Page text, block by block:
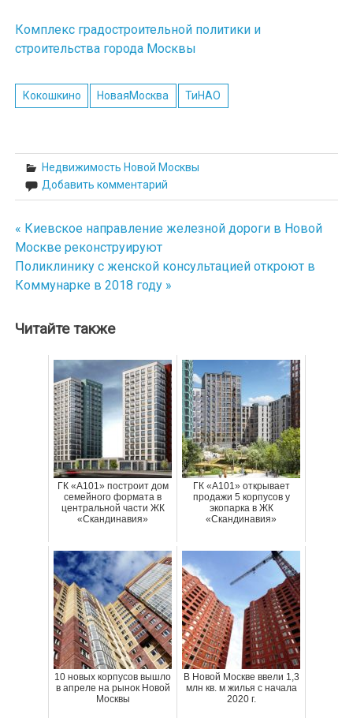
Комплекс градостроительной политики и
строительства города Москвы
Кокошкино НоваяМосква ТиНАО
Недвижимость Новой Москвы
Добавить комментарий
Навигация
по
записям
« Киевское направление железной дороги в Новой
Москве реконструируют
Поликлинику с женской консультацией откроют в
Коммунарке в 2018 году »
Читайте также
ГК «А101» построит дом
семейного формата в
центральной части ЖК
«Скандинавия»
ГК «А101» открывает
продажи 5 корпусов у
экопарка в ЖК
«Скандинавия»
10 новых корпусов вышло
в апреле на рынок Новой
Москвы
В Новой Москве ввели 1,3
млн кв. м жилья с начала
2020 г.